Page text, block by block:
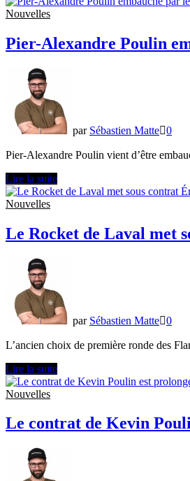
Nouvelles
Pier-Alexandre Poulin
par Sébastien Matte 0
Pier-Alexandre Poulin vient d’être
Pier-
Alexandre
Poulin
par
les
Vancouver
Lire la suite
Nouvelles
Le Rocket de Laval met
par Sébastien Matte 0
L’ancien choix de première ronde des
Le
Rocket
de
met
sous
Émile
Poirier
Lire la suite
Nouvelles
Le contrat de Kevin